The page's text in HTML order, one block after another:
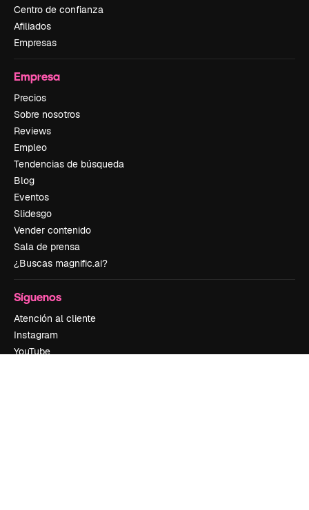
Centro de confianza
Afiliados
Empresas
Empresa
Precios
Sobre nosotros
Reviews
Empleo
Tendencias de búsqueda
Blog
Eventos
Slidesgo
Vender contenido
Sala de prensa
¿Buscas magnific.ai?
Síguenos
Atención al cliente
Instagram
YouTube